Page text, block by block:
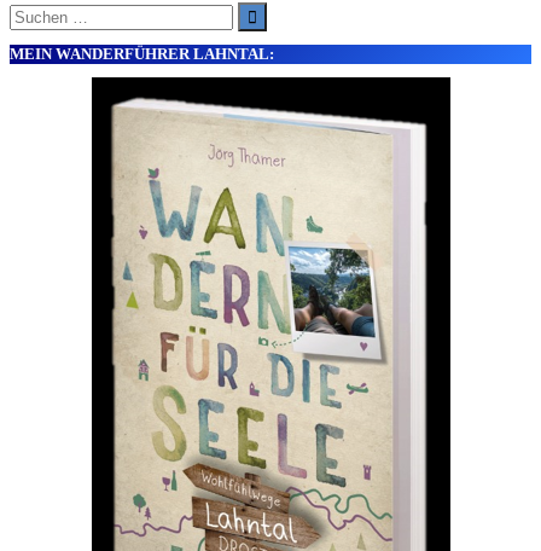
Suche
nach:
MEIN WANDERFÜHRER LAHNTAL: